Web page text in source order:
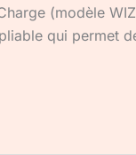
(modèle
qui permet